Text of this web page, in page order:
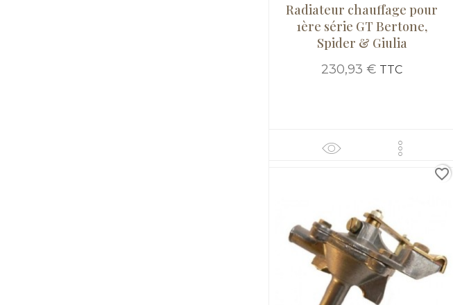
Radiateur chauffage pour
1ère série GT Bertone,
Spider & Giulia
230,93 € TTC
favorite_border